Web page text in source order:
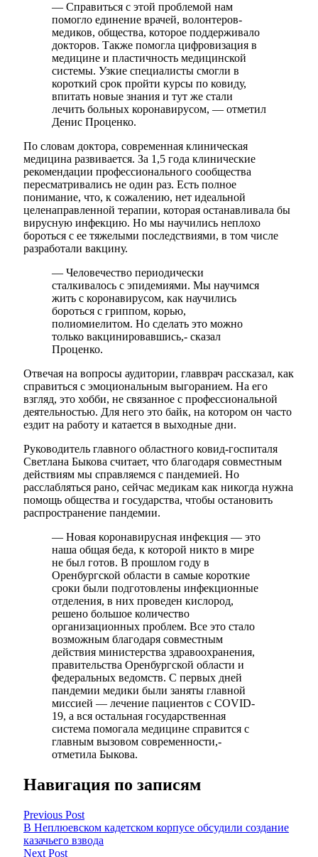
— Справиться с этой проблемой нам
помогло единение врачей, волонтеров-
медиков, общества, которое поддерживало
докторов. Также помогла цифровизация в
медицине и пластичность медицинской
системы. Узкие специалисты смогли в
короткий срок пройти курсы по ковиду,
впитать новые знания и тут же стали
лечить больных коронавирусом, — отметил
Денис Проценко.
По словам доктора, современная клиническая
медицина развивается. За 1,5 года клинические
рекомендации профессионального сообщества
пересматривались не один раз. Есть полное
понимание, что, к сожалению, нет идеальной
целенаправленной терапии, которая останавливала бы
вирусную инфекцию. Но мы научились неплохо
бороться с ее тяжелыми последствиями, в том числе
разработали вакцину.
— Человечество периодически
сталкивалось с эпидемиями. Мы научимся
жить с коронавирусом, как научились
бороться с гриппом, корью,
полиомиелитом. Но сделать это можно
только вакцинировавшись,- сказал
Проценко.
Отвечая на вопросы аудитории, главврач рассказал, как
справиться с эмоциональным выгоранием. На его
взгляд, это хобби, не связанное с профессиональной
деятельностью. Для него это байк, на котором он часто
ездит на работу и катается в выходные дни.
Руководитель главного областного ковид-госпиталя
Светлана Быкова считает, что благодаря совместным
действиям мы справляемся с пандемией. Но
расслабляться рано, сейчас медикам как никогда нужна
помощь общества и государства, чтобы остановить
распространение пандемии.
— Новая коронавирусная инфекция — это
наша общая беда, к которой никто в мире
не был готов. В прошлом году в
Оренбургской области в самые короткие
сроки были подготовлены инфекционные
отделения, в них проведен кислород,
решено большое количество
организационных проблем. Все это стало
возможным благодаря совместным
действия министерства здравоохранения,
правительства Оренбургской области и
федеральных ведомств. С первых дней
пандемии медики были заняты главной
миссией — лечение пациентов с COVID-
19, а вся остальная государственная
система помогала медицине справится с
главным вызовом современности,-
отметила Быкова.
Навигация по записям
Previous Post
В Неплюевском кадетском корпусе обсудили создание
казачьего взвода
Next Post